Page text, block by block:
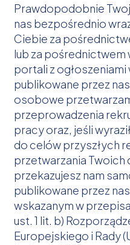
Prawdopodobnie
nas bezpośrednio
Ciebie za
lub za
portali z
publikowane przez
osobowe
przeprowadzenia
pracy oraz, jeśli
do celów przyszłych
przetwarzania
przekazujesz nam
publikowane przez
wskazanym w
ust. 1 lit. b)
Europejskiego i Rady